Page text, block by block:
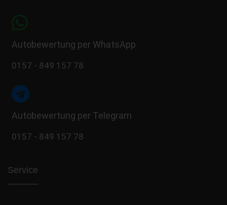
Autobewertung per WhatsApp
0157 - 849 157 78
Autobewertung per Telegram
0157 - 849 157 78
Service